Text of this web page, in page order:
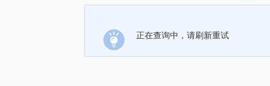
正在查询中，请刷新重试